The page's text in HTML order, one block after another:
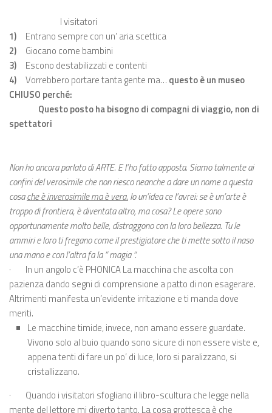
I visitatori
1)
Entrano sempre con un’ aria scettica
2)
Giocano come bambini
3)
Escono destabilizzati e contenti
4)
Vorrebbero portare tanta gente ma… questo è un museo
CHIUSO perché:
Questo posto ha bisogno di compagni di viaggio, non di
spettatori
Non ho ancora parlato diARTE. E l’ho fatto apposta. Siamo talmente ai
confini del verosimile che non riesco neanche a dare un nome a questa
cosache è inverosimile ma è vera. Io un’idea ce l’avrei: se è un’arte è
troppo di frontiera, è diventata altro, ma cosa? Le opere sono
opportunamente molto belle, distraggono con la loro bellezza. Tu le
ammiri e loro ti fregano come il prestigiatore che ti mette sotto il naso
una mano e con l’altra fa la “ magia “.
·
In un angolo c’è PHONICA La macchina che ascolta con
pazienza dando segni di comprensione a patto di non esagerare.
Altrimenti manifesta un’evidente irritazione e ti manda dove
meriti.
Le macchine timide, invece, non amano essere guardate.
Vivono solo al buio quando sono sicure di non essere viste e,
appena tenti di fare un po’ di luce, loro si paralizzano, si
cristallizzano.
·
Quando i visitatori sfogliano il libro-scultura che legge nella
mente del lettore mi diverto tanto. La cosa grottesca è che